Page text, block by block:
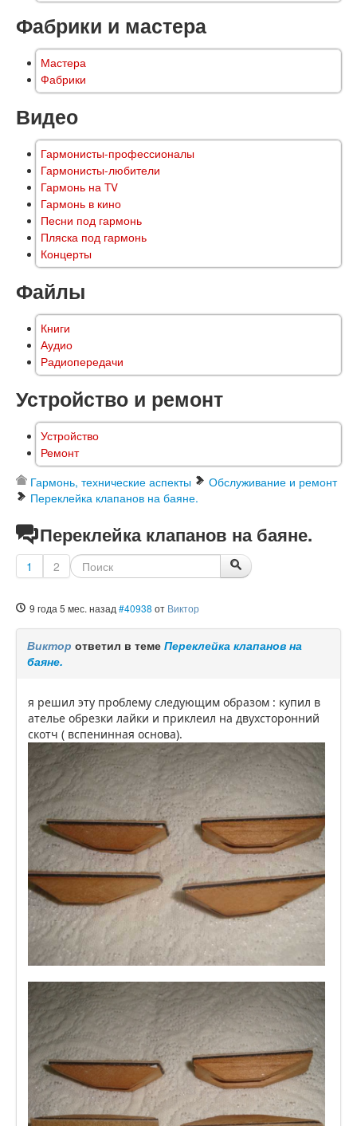
Фабрики и мастера
Мастера
Фабрики
Видео
Гармонисты-профессионалы
Гармонисты-любители
Гармонь на TV
Гармонь в кино
Песни под гармонь
Пляска под гармонь
Концерты
Файлы
Книги
Аудио
Радиопередачи
Устройство и ремонт
Устройство
Ремонт
Гармонь, технические аспекты
Обслуживание и ремонт
Переклейка клапанов на баяне.
Переклейка клапанов на баяне.
1 2
9 года 5 мес. назад #40938 от Виктор
Виктор ответил в теме Переклейка клапанов на
баяне.
я решил эту проблему следующим образом : купил в
ателье обрезки лайки и приклеил на двухсторонний
скотч ( вспенинная основа).